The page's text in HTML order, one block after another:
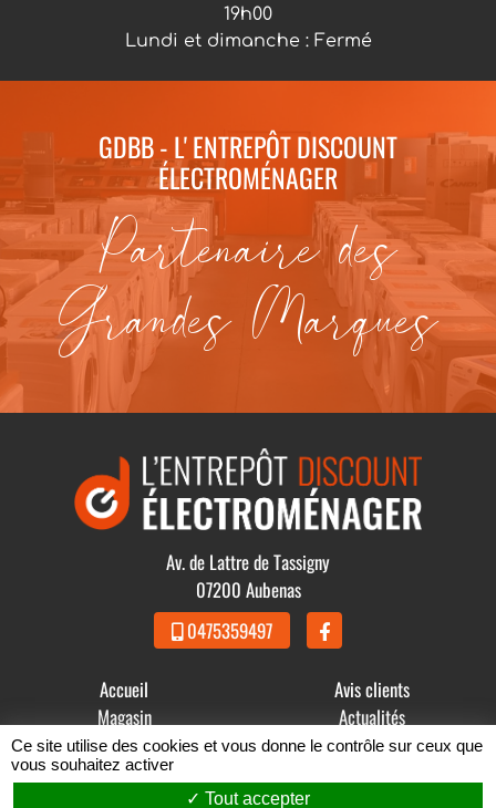
19h00
Lundi et dimanche : Fermé
GDBB - L' ENTREPÔT DISCOUNT
ÉLECTROMÉNAGER
Partenaire des
Grandes Marques
Av. de Lattre de Tassigny
07200 Aubenas
0475359497
Accueil
Magasin
Produits
Avis clients
Actualités
Contact
© 2021 - 2026 GDBB - L' Entrepôt Discount Électroménager -
Ce site utilise des cookies et vous donne le contrôle sur ceux que
vous souhaitez activer
Tout accepter